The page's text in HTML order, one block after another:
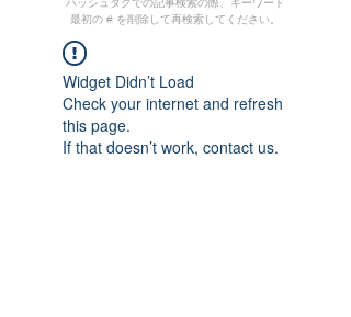
ハッシュタグでの記事検索の際、キーワード
最初の # を削除して再検索してください。
Widget Didn’t Load
Check your internet and refresh
this page.
If that doesn’t work, contact us.